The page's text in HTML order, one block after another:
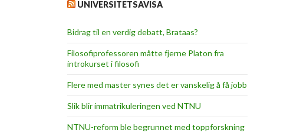
UNIVERSITETSAVISA
Bidrag til en verdig debatt, Brataas?
Filosofiprofessoren måtte fjerne Platon fra
introkurset i filosofi
Flere med master synes det er vanskelig å få jobb
Slik blir immatrikuleringen ved NTNU
NTNU-reform ble begrunnet med toppforskning